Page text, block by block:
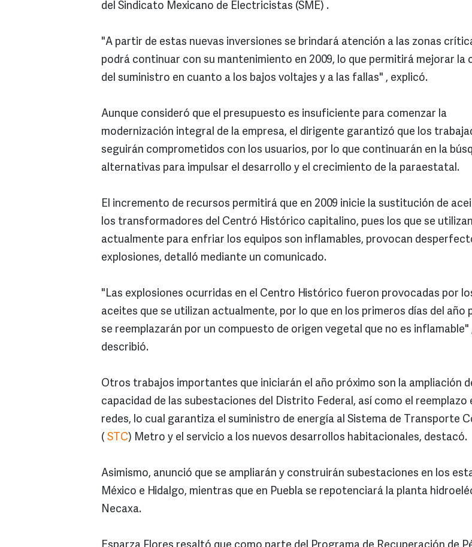
del Sindicato Mexicano de Electricistas (SME) .
"A partir de estas nuevas inversiones se brindará atención a las zonas
podrá continuar con su mantenimiento en 2009, lo que permitirá mejorar la
del suministro en cuanto a los bajos voltajes y a las fallas" , explicó.
Aunque consideró que el presupuesto es insuficiente para comenzar la
modernización integral de la empresa, el dirigente garantizó que los
seguirán comprometidos con los usuarios, por lo que continuarán en la
alternativas para impulsar el desarrollo y el crecimiento de la paraestatal.
El incremento de recursos permitirá que en 2009 inicie la sustitución de
los transformadores del Centró Histórico capitalino, pues los que se utilizan
actualmente para enfriar los equipos son inflamables, provocan
explosiones, detalló mediante un comunicado.
"Las explosiones ocurridas en el Centro Histórico fueron provocadas por
aceites que se utilizan actualmente, por lo que en los primeros días del año
se reemplazarán por un compuesto de origen vegetal que no es inflamable"
describió.
Otros trabajos importantes que iniciarán el año próximo son la ampliación
capacidad de las subestaciones del Distrito Federal, así como el reemplazo
redes, lo cual garantiza el suministro de energía al Sistema de Transporte
( STC) Metro y el servicio a los nuevos desarrollos habitacionales, destacó.
Asimismo, anunció que se ampliarán y construirán subestaciones en los
México e Hidalgo, mientras que en Puebla se repotenciará la planta
Necaxa.